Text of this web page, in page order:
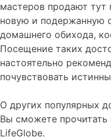
мастеров продают тут
новую и подержанную
домашнего обихода,
Посещение таких
настоятельно
почувствовать
О других популярных
Вы сможете прочитать
LifeGlobe.